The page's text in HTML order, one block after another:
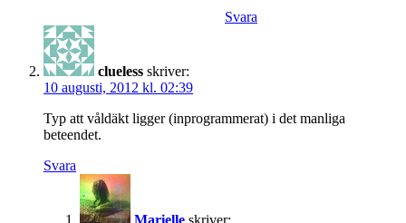
Svara
clueless skriver:
10 augusti, 2012 kl. 02:39
Typ att våldäkt ligger (inprogrammerat) i det manliga
beteendet.
Svara
Marielle skriver: